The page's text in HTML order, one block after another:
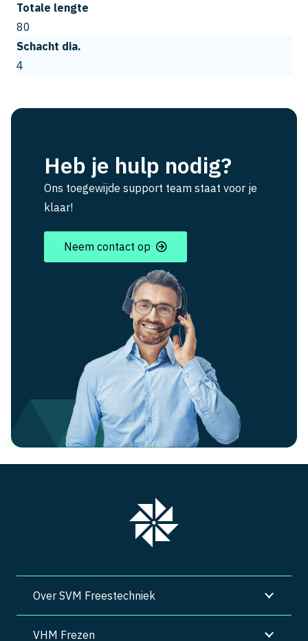
Totale lengte
80
Schacht dia.
4
Heb je hulp nodig?
Ons toegewijde support team staat voor je
klaar!
Neem contact op
Over SVM Freestechniek
VHM Frezen